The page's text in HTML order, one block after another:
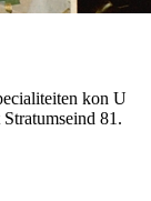
kon U
81.